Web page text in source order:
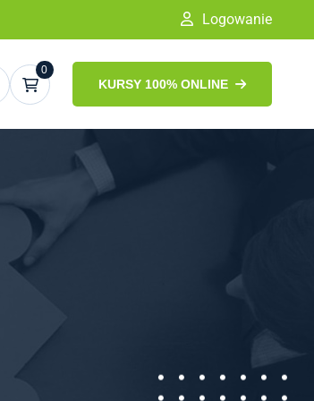
Logowanie
0
KURSY 100% ONLINE